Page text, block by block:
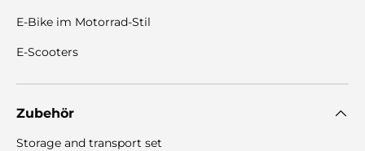
E-Bike im Motorrad-Stil
E-Scooters
Zubehör
Storage and transport set